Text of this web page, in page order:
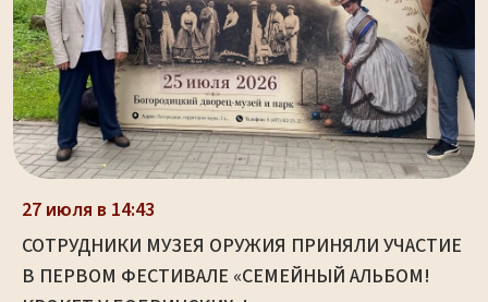
27 июля в 14:43
СОТРУДНИКИ МУЗЕЯ ОРУЖИЯ ПРИНЯЛИ УЧАСТИЕ
В ПЕРВОМ ФЕСТИВАЛЕ «СЕМЕЙНЫЙ АЛЬБОМ!